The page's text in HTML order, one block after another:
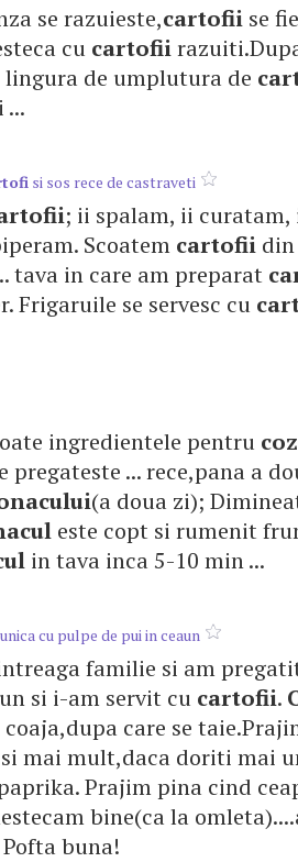
se razuieste,cartofii se
cu cartofii
lingura de umplutura de
si sos rece de castraveti
; ii spalam, ii curatam,
Scoatem cartofii
tava in care am preparat
Frigaruile se servesc cu
ingredientele pentru
pregateste ... rece,pana a
(a doua zi);
este copt si rumenit
in tava inca 5-10 min ...
cu pulpe de pui in ceaun
familie si am
si i-am servit cu cartofii.
care se
mai mult,daca doriti mai
Prajim pina cind
bine(ca la
buna!